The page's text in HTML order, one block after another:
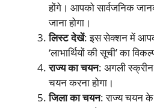
होंगे। आपको सार्वजनिक
जाना होगा।
लिस्ट देखें: इस सेक्शन में
‘लाभार्थियों की सूची’ का
राज्य का चयन: अगली
चयन करना होगा।
जिला का चयन: राज्य चयन